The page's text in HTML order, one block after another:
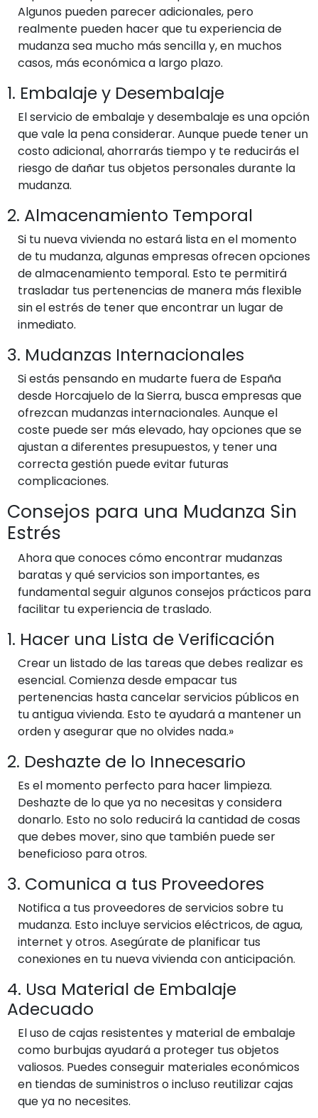
Algunos pueden parecer adicionales, pero
realmente pueden hacer que tu experiencia de
mudanza sea mucho más sencilla y, en muchos
casos, más económica a largo plazo.
1. Embalaje y Desembalaje
El servicio de embalaje y desembalaje es una opción
que vale la pena considerar. Aunque puede tener un
costo adicional, ahorrarás tiempo y te reducirás el
riesgo de dañar tus objetos personales durante la
mudanza.
2. Almacenamiento Temporal
Si tu nueva vivienda no estará lista en el momento
de tu mudanza, algunas empresas ofrecen opciones
de almacenamiento temporal. Esto te permitirá
trasladar tus pertenencias de manera más flexible
sin el estrés de tener que encontrar un lugar de
inmediato.
3. Mudanzas Internacionales
Si estás pensando en mudarte fuera de España
desde Horcajuelo de la Sierra, busca empresas que
ofrezcan mudanzas internacionales. Aunque el
coste puede ser más elevado, hay opciones que se
ajustan a diferentes presupuestos, y tener una
correcta gestión puede evitar futuras
complicaciones.
Consejos para una Mudanza Sin
Estrés
Ahora que conoces cómo encontrar mudanzas
baratas y qué servicios son importantes, es
fundamental seguir algunos consejos prácticos para
facilitar tu experiencia de traslado.
1. Hacer una Lista de Verificación
Crear un listado de las tareas que debes realizar es
esencial. Comienza desde empacar tus
pertenencias hasta cancelar servicios públicos en
tu antigua vivienda. Esto te ayudará a mantener un
orden y asegurar que no olvides nada.»
2. Deshazte de lo Innecesario
Es el momento perfecto para hacer limpieza.
Deshazte de lo que ya no necesitas y considera
donarlo. Esto no solo reducirá la cantidad de cosas
que debes mover, sino que también puede ser
beneficioso para otros.
3. Comunica a tus Proveedores
Notifica a tus proveedores de servicios sobre tu
mudanza. Esto incluye servicios eléctricos, de agua,
internet y otros. Asegúrate de planificar tus
conexiones en tu nueva vivienda con anticipación.
4. Usa Material de Embalaje
Adecuado
El uso de cajas resistentes y material de embalaje
como burbujas ayudará a proteger tus objetos
valiosos. Puedes conseguir materiales económicos
en tiendas de suministros o incluso reutilizar cajas
que ya no necesites.